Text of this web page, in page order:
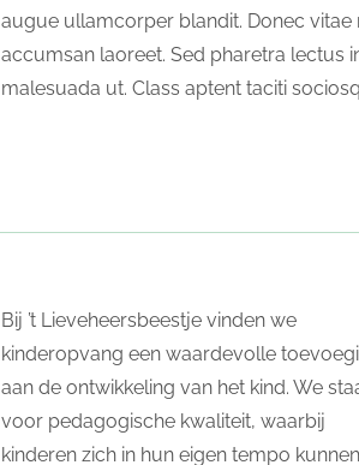
augue ullamcorper blandit. Donec vitae
accumsan laoreet. Sed pharetra lectus
malesuada ut. Class aptent taciti
Bij ’t Lieveheersbeestje vinden we
kinderopvang een waardevolle
aan de ontwikkeling van het kind. We
voor pedagogische kwaliteit, waarbij
kinderen zich in hun eigen tempo kunnen